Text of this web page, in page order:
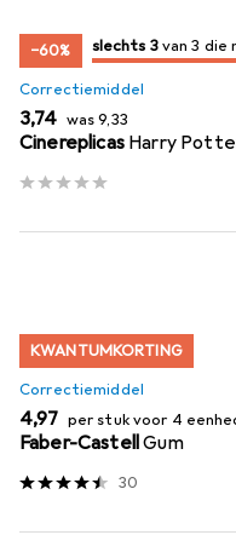
−60% 3 / 3
3 / 3 te koop zijn
slechts 3 van 3 die
Correctiemiddel
EUR
3,74 wasEUR
9,33
Cinereplicas Harry
KWANTUMKORTING
Correctiemiddel
EUR
4,97 per stuk voor 4
Faber-CastellGum
30